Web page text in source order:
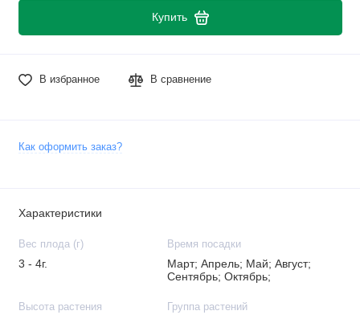
Купить
В избранное В сравнение
Как оформить заказ?
Характеристики
Вес плода (г)
3 - 4г.
Время посадки
Март; Апрель; Май; Август;
Сентябрь; Октябрь;
Высота растения Группа растений